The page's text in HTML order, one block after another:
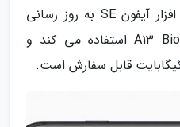
8 است. اما مشخصاً سخت افزار آیفون SE به روز رسانی
شده و حالا از چیپست A13 Bionic استفاده می کند و